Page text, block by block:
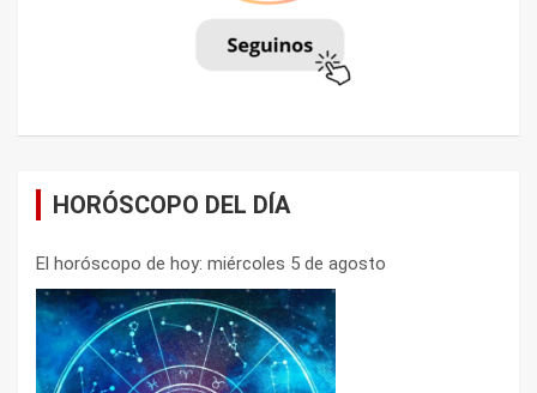
HORÓSCOPO DEL DÍA
El horóscopo de hoy: miércoles 5 de agosto